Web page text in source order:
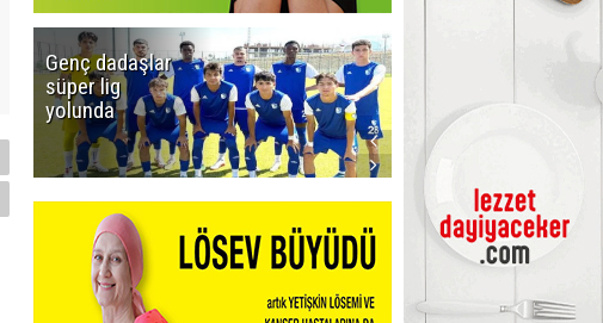
Genç dadaşlar
süper lig
yolunda
Kiralık Yat
Seçenekleri ile
Tekne Tatilini
Planlayın